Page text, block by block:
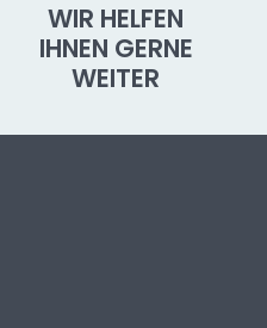
WIR HELFEN
IHNEN GERNE
WEITER